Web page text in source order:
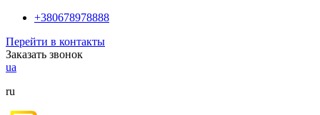
+380678978888
Перейти в контакты
Заказать звонок
ua
ru